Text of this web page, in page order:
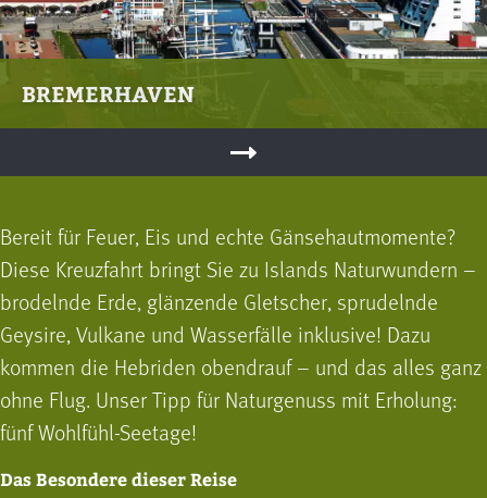
BREMERHAVEN
Bereit für Feuer, Eis und echte Gänsehautmomente?
Diese Kreuzfahrt bringt Sie zu Islands Naturwundern –
brodelnde Erde, glänzende Gletscher, sprudelnde
Geysire, Vulkane und Wasserfälle inklusive! Dazu
kommen die Hebriden obendrauf – und das alles ganz
ohne Flug. Unser Tipp für Natur­genuss mit Erholung:
fünf Wohlfühl-Seetage!
Das Besondere dieser Reise